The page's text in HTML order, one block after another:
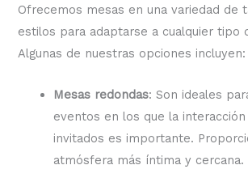
Ofrecemos mesas en una variedad de
estilos para adaptarse a cualquier tipo
Algunas de nuestras opciones incluyen:
Mesas redondas: Son ideales
eventos en los que la
invitados es importante.
atmósfera más íntima y cercana.